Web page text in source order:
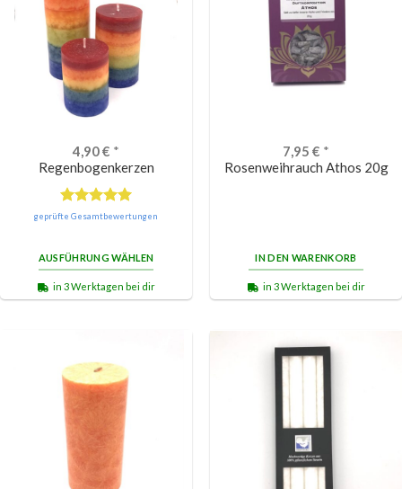
4,90€ *
Regenbogenkerzen
Bewertet
geprüfte Gesamtbewertungen
AUSFÜHRUNG WÄHLEN
in 3 Werktagen bei dir
7,95 € *
Rosenweihrauch Athos 20g
IN DEN WARENKORB
in 3 Werktagen bei dir